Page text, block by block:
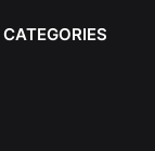
CATEGORIES